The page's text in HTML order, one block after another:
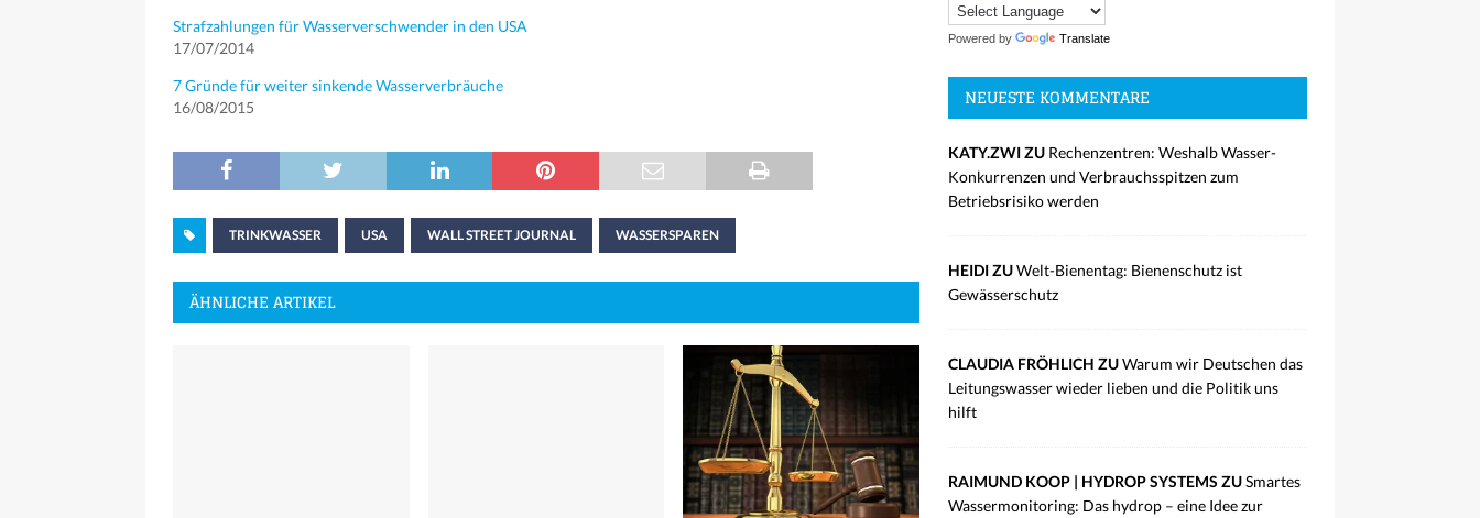
Strafzahlungen für Wasserverschwender in den USA
17/07/2014
7 Gründe für weiter sinkende Wasserverbräuche
16/08/2015
TRINKWASSER USA WALL STREET JOURNAL WASSERSPAREN
ÄHNLICHE ARTIKEL
Powered by Translate
NEUESTE KOMMENTARE
KATY.ZWI ZU Rechenzentren: Weshalb Wasser-
Konkurrenzen und Verbrauchsspitzen zum
Betriebsrisiko werden
HEIDI ZUWelt-Bienentag: Bienenschutz ist
Gewässerschutz
CLAUDIA FRÖHLICH ZUWarum wir Deutschen das
Leitungswasser wieder lieben und die Politik uns
hilft
RAIMUND KOOP | HYDROP SYSTEMS ZUSmartes
Wassermonitoring: Das hydrop – eine Idee zur